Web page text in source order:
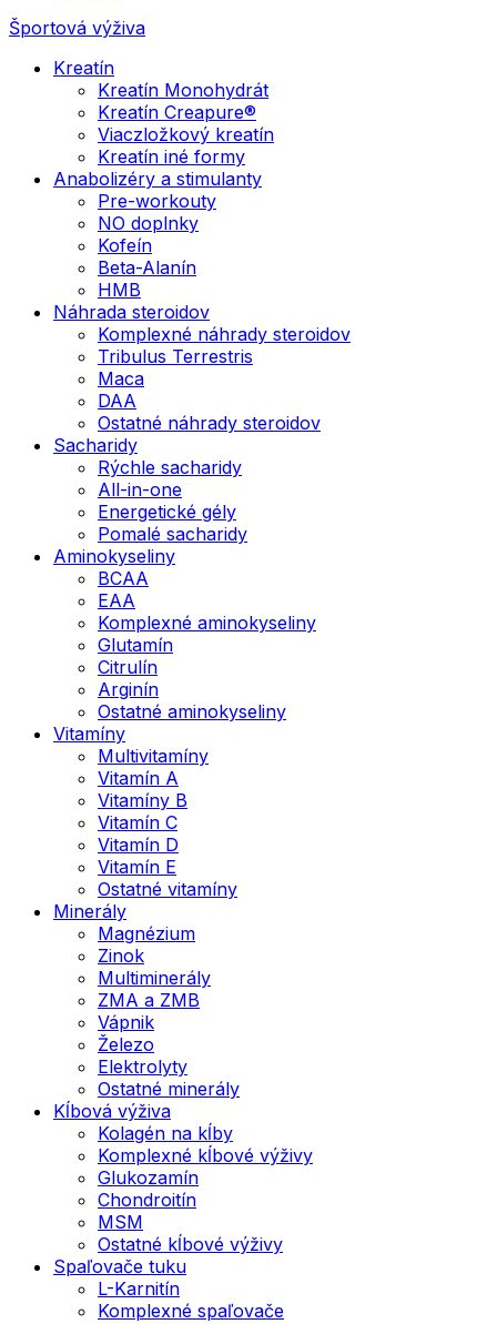
Športová výživa
Kreatín
Kreatín Monohydrát
Kreatín Creapure®
Viaczložkový kreatín
Kreatín iné formy
Anabolizéry a stimulanty
Pre-workouty
NO doplnky
Kofeín
Beta-Alanín
HMB
Náhrada steroidov
Komplexné náhrady steroidov
Tribulus Terrestris
Maca
DAA
Ostatné náhrady steroidov
Sacharidy
Rýchle sacharidy
All-in-one
Energetické gély
Pomalé sacharidy
Aminokyseliny
BCAA
EAA
Komplexné aminokyseliny
Glutamín
Citrulín
Arginín
Ostatné aminokyseliny
Vitamíny
Multivitamíny
Vitamín A
Vitamíny B
Vitamín C
Vitamín D
Vitamín E
Ostatné vitamíny
Minerály
Magnézium
Zinok
Multiminerály
ZMA a ZMB
Vápnik
Železo
Elektrolyty
Ostatné minerály
Kĺbová výživa
Kolagén na kĺby
Komplexné kĺbové výživy
Glukozamín
Chondroitín
MSM
Ostatné kĺbové výživy
Spaľovače tuku
L-Karnitín
Komplexné spaľovače